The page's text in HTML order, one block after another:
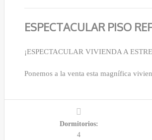
ESPECTACULAR PISO
¡ESPECTACULAR VIVIENDA A
Ponemos a la venta esta magnífica
Dormitorios:
4